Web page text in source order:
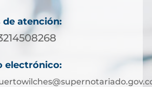
de atención:
electrónico: